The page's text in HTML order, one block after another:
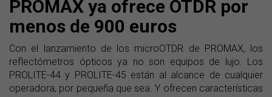
PROMAX ya ofrece OTDR por
menos de 900 euros
Con el lanzamiento de los microOTDR de PROMAX, los
reflectómetros ópticos ya no son equipos de lujo. Los
PROLITE-44 y PROLITE-45 están al alcance de cualquier
operadora, por pequeña que sea. Y ofrecen características